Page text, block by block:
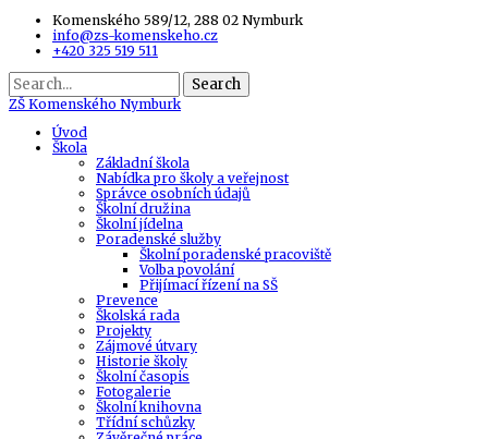
Komenského 589/12, 288 02 Nymburk
info@zs-komenskeho.cz
+420 325 519 511
Search
ZŠ Komenského Nymburk
Úvod
Škola
Základní škola
Nabídka pro školy a veřejnost
Správce osobních údajů
Školní družina
Školní jídelna
Poradenské služby
Školní poradenské pracoviště
Volba povolání
Přijímací řízení na SŠ
Prevence
Školská rada
Projekty
Zájmové útvary
Historie školy
Školní časopis
Fotogalerie
Školní knihovna
Třídní schůzky